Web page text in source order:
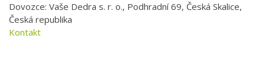
Dovozce: Vaše Dedra s. r. o., Podhradní 69, Česká Skalice,
Česká republika
Kontakt